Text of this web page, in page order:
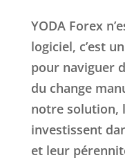
YODA Forex
logiciel, c’est
pour naviguer
du change
notre solution,
investissent
et leur